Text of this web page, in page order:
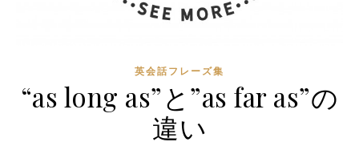
英会話フレーズ集
“as long as”と”as far as”の
違い